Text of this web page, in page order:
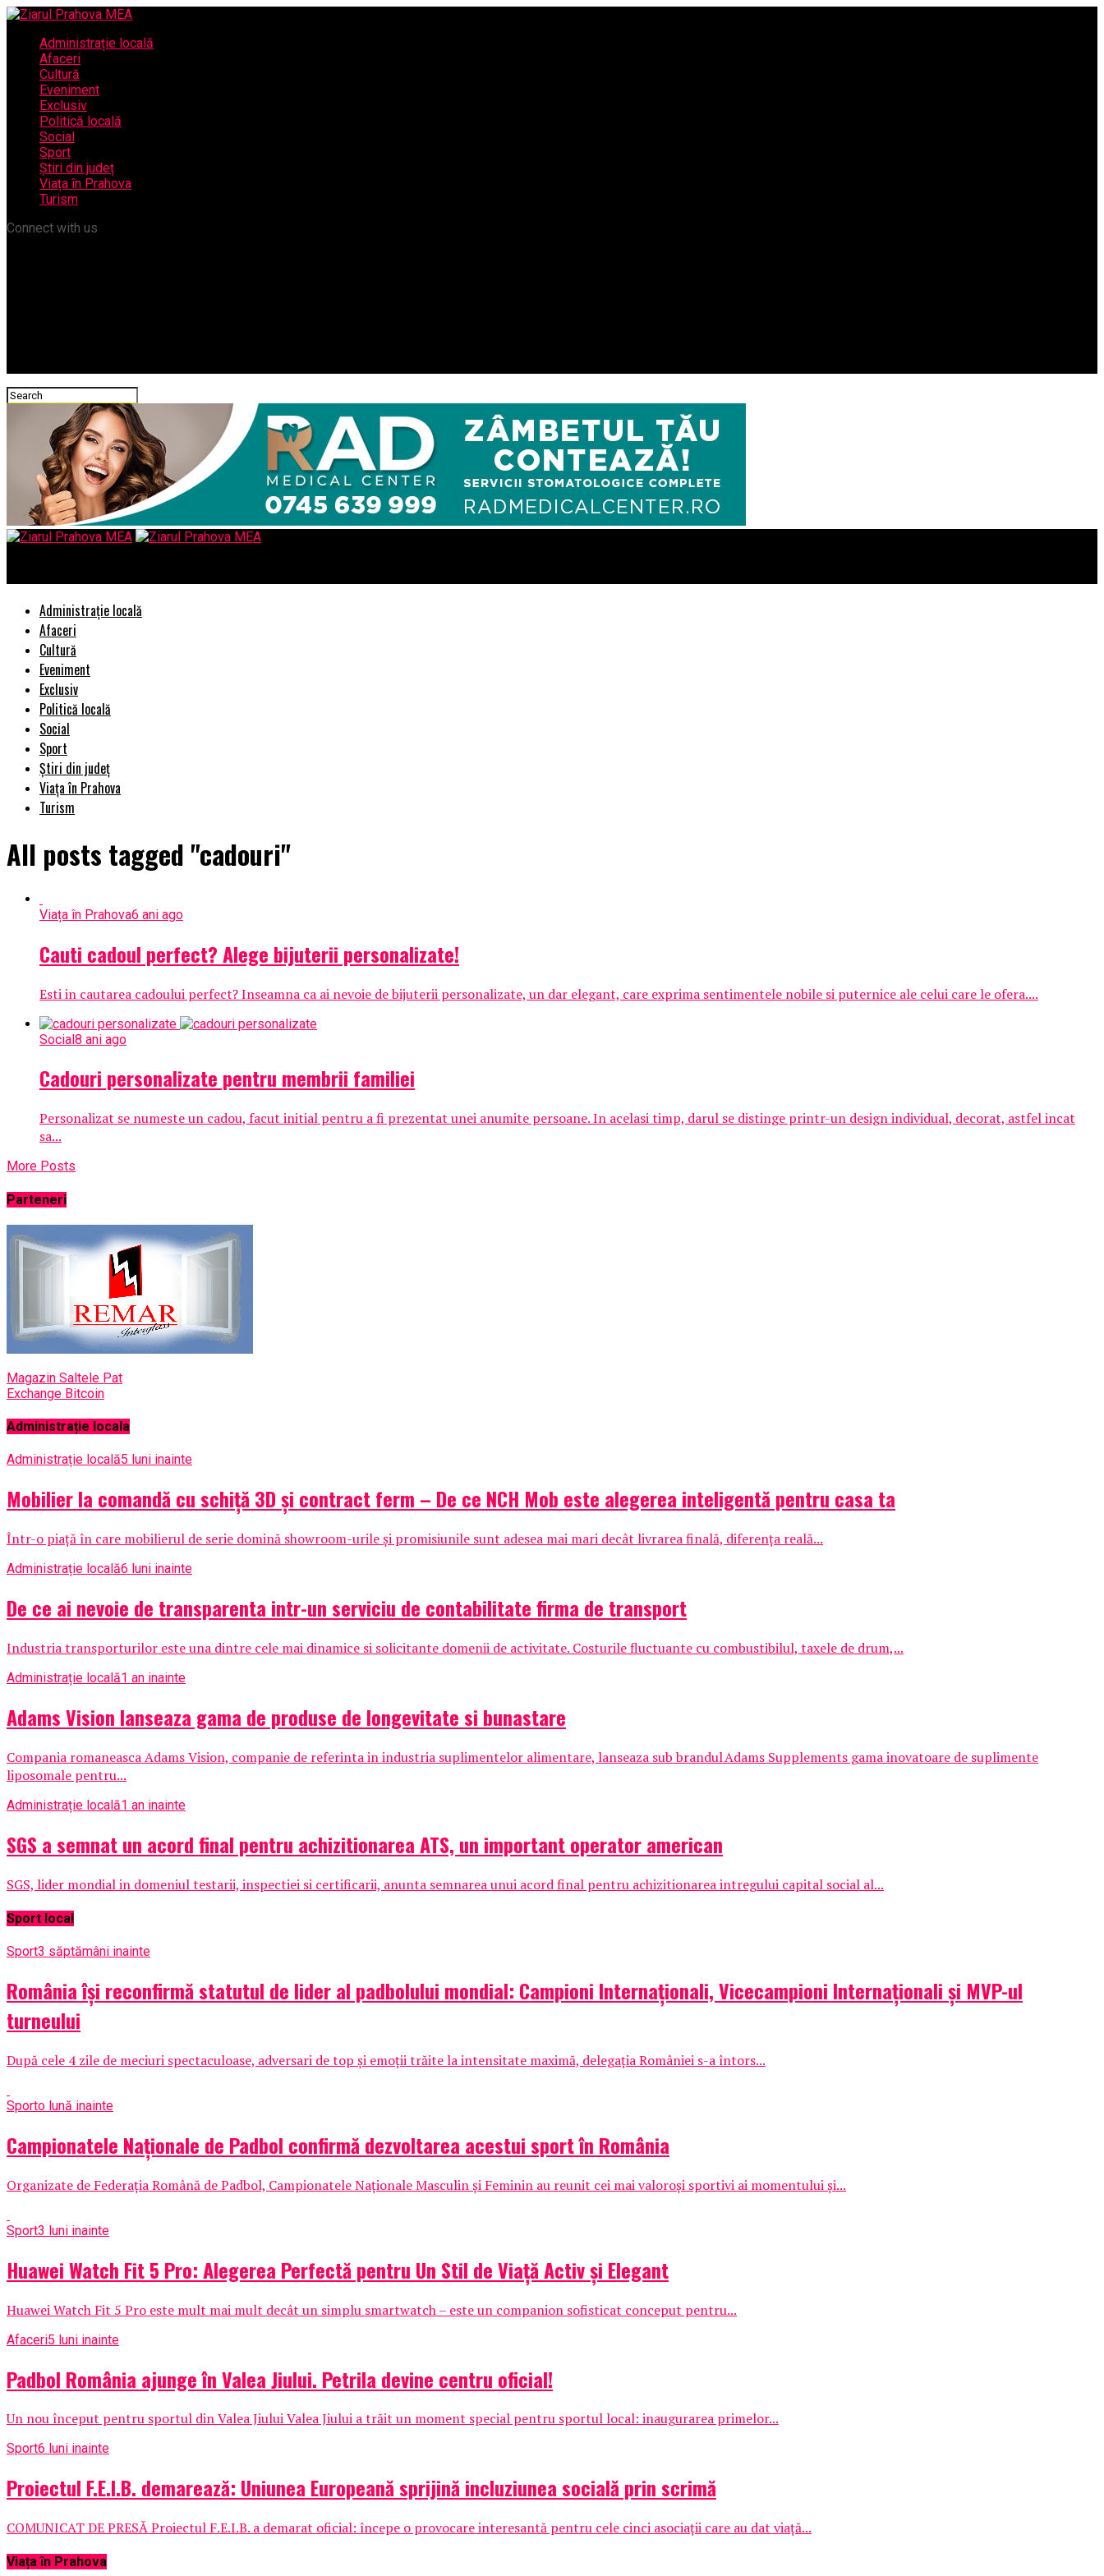
Administrație locală
Afaceri
Cultură
Eveniment
Exclusiv
Politică locală
Social
Sport
Știri din județ
Viața în Prahova
Turism
Connect with us
Administrație locală
Afaceri
Cultură
Eveniment
Exclusiv
Politică locală
Social
Sport
Știri din județ
Viața în Prahova
Turism
All posts tagged "cadouri"
Viața în Prahova6 ani ago
Cauti cadoul perfect? Alege bijuterii personalizate!
Esti in cautarea cadoului perfect? Inseamna ca ai nevoie de bijuterii personalizate, un dar elegant, care exprima sentimentele nobile si puternice ale celui care le ofera....
Social8 ani ago
Cadouri personalizate pentru membrii familiei
Personalizat se numeste un cadou, facut initial pentru a fi prezentat unei anumite persoane. In acelasi timp, darul se distinge printr-un design individual, decorat, astfel incat
sa...
More Posts
Parteneri
Magazin Saltele Pat
Exchange Bitcoin
Administrație locala
Administrație locală5 luni inainte
Mobilier la comandă cu schiță 3D și contract ferm – De ce NCH Mob este alegerea inteligentă pentru casa ta
Într-o piață în care mobilierul de serie domină showroom-urile și promisiunile sunt adesea mai mari decât livrarea finală, diferența reală...
Administrație locală6 luni inainte
De ce ai nevoie de transparenta intr-un serviciu de contabilitate firma de transport
Industria transporturilor este una dintre cele mai dinamice si solicitante domenii de activitate. Costurile fluctuante cu combustibilul, taxele de drum,...
Administrație locală1 an inainte
Adams Vision lanseaza gama de produse de longevitate si bunastare
Compania romaneasca Adams Vision, companie de referinta in industria suplimentelor alimentare, lanseaza sub brandul Adams Supplements gama inovatoare de suplimente
liposomale pentru...
Administrație locală1 an inainte
SGS a semnat un acord final pentru achizitionarea ATS, un important operator american
SGS, lider mondial in domeniul testarii, inspectiei si certificarii, anunta semnarea unui acord final pentru achizitionarea intregului capital social al...
Sport local
Sport3 săptămâni inainte
România își reconfirmă statutul de lider al padbolului mondial: Campioni Internaționali, Vicecampioni Internaționali și MVP-ul
turneului
După cele 4 zile de meciuri spectaculoase, adversari de top și emoții trăite la intensitate maximă, delegația României s-a întors...
Sporto lună inainte
Campionatele Naționale de Padbol confirmă dezvoltarea acestui sport în România
Organizate de Federația Română de Padbol, Campionatele Naționale Masculin și Feminin au reunit cei mai valoroși sportivi ai momentului și...
Sport3 luni inainte
Huawei Watch Fit 5 Pro: Alegerea Perfectă pentru Un Stil de Viață Activ și Elegant
Huawei Watch Fit 5 Pro este mult mai mult decât un simplu smartwatch – este un companion sofisticat conceput pentru...
Afaceri5 luni inainte
Padbol România ajunge în Valea Jiului. Petrila devine centru oficial!
Un nou început pentru sportul din Valea Jiului Valea Jiului a trăit un moment special pentru sportul local: inaugurarea primelor...
Sport6 luni inainte
Proiectul F.E.I.B. demarează: Uniunea Europeană sprijină incluziunea socială prin scrimă
COMUNICAT DE PRESĂ Proiectul F.E.I.B. a demarat oficial: începe o provocare interesantă pentru cele cinci asociații care au dat viață...
Viața în Prahova